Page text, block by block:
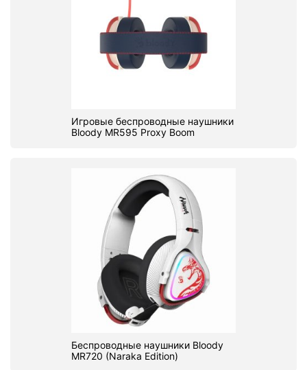
Игровые беспроводные наушники
Bloody MR595 Proxy Boom
Беспроводные наушники Bloody
MR720 (Naraka Edition)